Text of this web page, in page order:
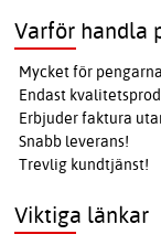
Varför handla
Mycket för
Endast
Erbjuder faktura
Snabb leverans!
Trevlig kundtjänst!
Viktiga länkar